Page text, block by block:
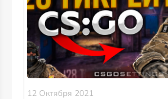
12 Октября 2021